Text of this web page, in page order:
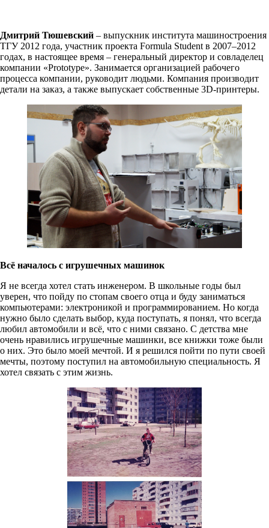
Дмитрий Тюшевский – выпускник института машиностроения
ТГУ2012 года, участник проекта Formula Student в 2007–2012
годах, в настоящее время – генеральный директор и совладелец
компании «Prototype». Занимается организацией рабочего
процесса компании, руководит людьми. Компания производит
детали на заказ, а также выпускает собственные 3D-принтеры.
Всё началось с игрушечных машинок
Я не всегда хотел стать инженером. В школьные годы был
уверен, что пойду по стопам своего отца и буду заниматься
компьютерами: электроникой и программированием. Но когда
нужно было сделать выбор, куда поступать, я понял, что всегда
любил автомобили и всё, что с ними связано. С детства мне
очень нравились игрушечные машинки, все книжки тоже были
о них. Это было моей мечтой. И я решился пойти по пути своей
мечты, поэтому поступил на автомобильную специальность. Я
хотел связать с этим жизнь.